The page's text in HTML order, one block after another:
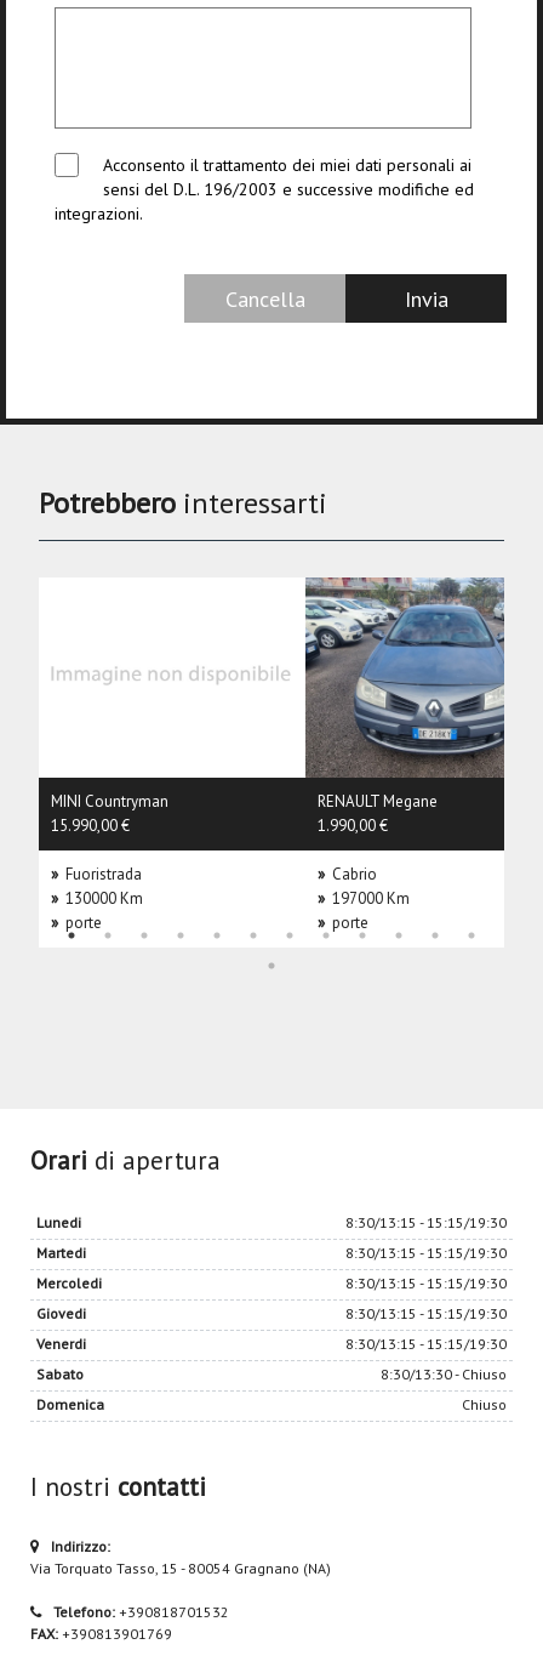
Acconsento il trattamento dei miei dati personali ai
sensi del D.L. 196/2003 e successive modifiche ed
integrazioni.
Potrebbero interessarti
MINI Countryman
15.990,00 €
» Fuoristrada
» 130000 Km
» porte
RENAULT Megane
1.990,00 €
» Cabrio
» 197000 Km
» porte
Orari di apertura
Lunedi
8:30/13:15 - 15:15/19:30
Martedi
8:30/13:15 - 15:15/19:30
Mercoledi
8:30/13:15 - 15:15/19:30
Giovedi
8:30/13:15 - 15:15/19:30
Venerdi
8:30/13:15 - 15:15/19:30
Sabato
8:30/13:30 - Chiuso
Domenica
Chiuso
I nostri contatti
Indirizzo:
Via Torquato Tasso, 15 - 80054 Gragnano (NA)
Telefono: +390818701532
FAX: +390813901769